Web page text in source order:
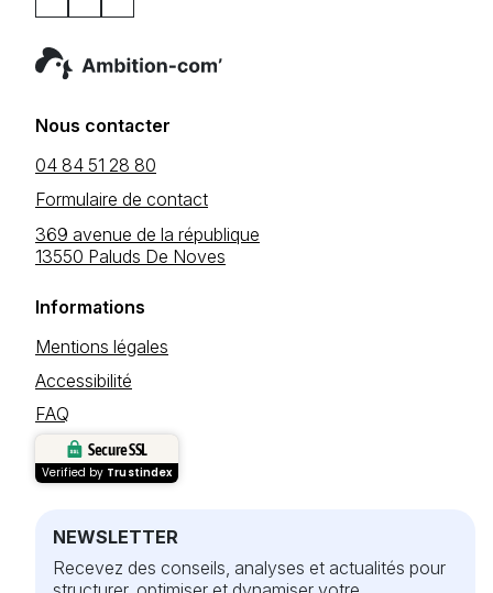
Nous contacter
04 84 51 28 80
Formulaire de contact
369 avenue de la république
13550 Paluds De Noves
Informations
Mentions légales
Accessibilité
FAQ
Secure SSL
Verified by Trustindex
NEWSLETTER
Recevez des conseils, analyses et actualités pour